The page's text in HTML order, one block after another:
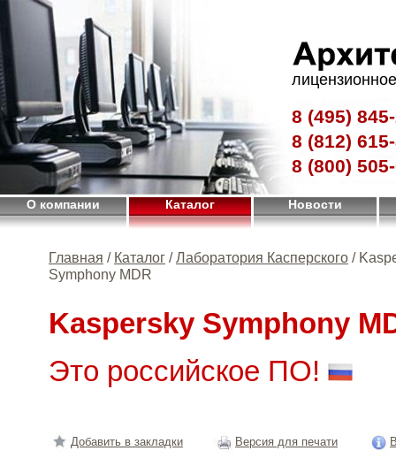
8 (495)
8 (812)
8 (800)
О компании Каталог Новости
Главная / Каталог /Лаборатория Касперского /
Symphony MDR
Kaspersky Symphony
Это российское ПО!
Добавить в закладки Версия для печати